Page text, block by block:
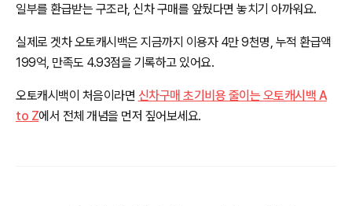
일부를 환급받는 구조라, 신차 구매를 앞뒀다면 놓치기 아까워요.
실제로 겟차 오토캐시백은 지금까지 이용자 4만 9천명, 누적 환급액
199억, 만족도 4.93점을 기록하고 있어요.
오토캐시백이 처음이라면 신차구매 초기비용 줄이는 오토캐시백 A
to Z에서 전체 개념을 먼저 짚어보세요.